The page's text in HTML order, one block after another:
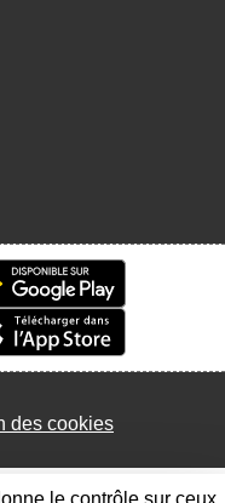
des cookies
le contrôle sur ceux